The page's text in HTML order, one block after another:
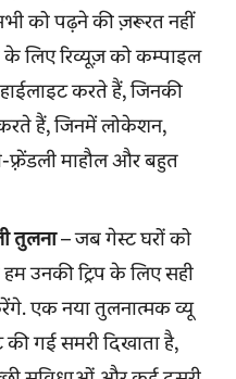
को पढ़ने की ज़रूरत नहीं
के लिए रिव्यूज़ को कम्पाइल
करते हैं, जिनकी
हैं, जिनमें लोकेशन,
फ़्रेंडली माहौल और बहुत
तुलना– जब गेस्ट घरों को
उनकी ट्रिप के लिए सही
एक नया तुलनात्मक व्यू
गई समरी दिखाता है,